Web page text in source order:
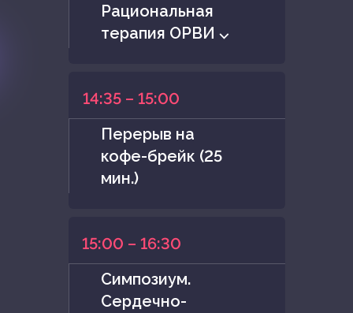
Рациональная
терапия ОРВИ ⌵
14:35 – 15:00
Перерыв на
кофе-брейк (25
мин.)
15:00 – 16:30
Симпозиум.
Сердечно-